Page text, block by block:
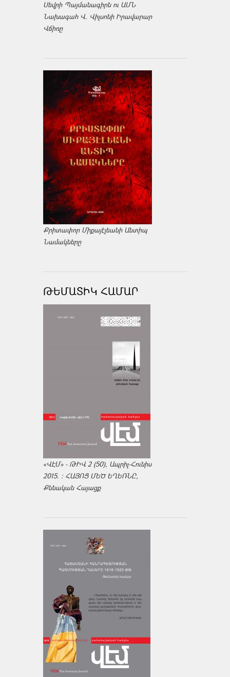
Սեվրի Պայմանագիրն ու ԱՄՆ
Նախագահ Վ. Վիլսոնի Իրավարար
Վճիռը
Քրիտափոր Միքայէլեանի Անտիպ
Նամակները
ԹԵՄԱՏԻԿ ՀԱՄԱՐ
«ՎԷՄ» - ԹԻՎ 2 (50), Ապրիլ-Հունիս
2015. : ՀԱՅՈՑ ՄԵԾ ԵՂԵՌՆԸ,
Քննական Հայացք